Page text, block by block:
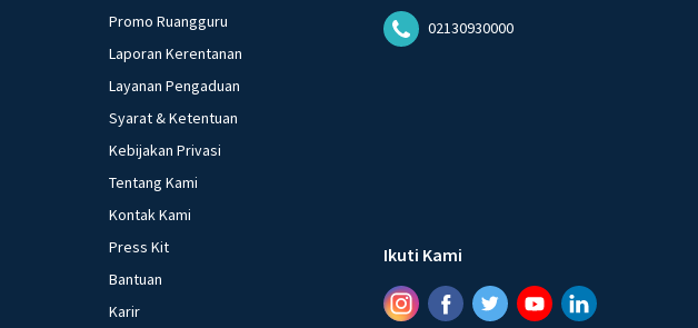
Promo Ruangguru
Laporan Kerentanan
Layanan Pengaduan
Syarat & Ketentuan
Kebijakan Privasi
Tentang Kami
Kontak Kami
Press Kit
Bantuan
Karir
02130930000
Ikuti Kami